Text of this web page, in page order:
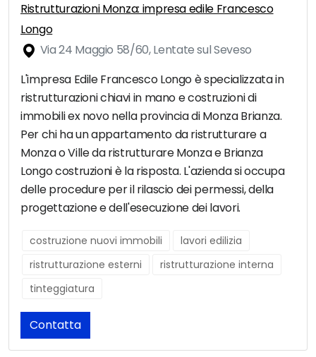
Ristrutturazioni Monza: impresa edile Francesco
Longo
Via 24 Maggio 58/60, Lentate sul Seveso
L'impresa Edile Francesco Longo è specializzata in
ristrutturazioni chiavi in mano e costruzioni di
immobili ex novo nella provincia di Monza Brianza.
Per chi ha un appartamento da ristrutturare a
Monza o Ville da ristrutturare Monza e Brianza
Longo costruzioni è la risposta. L'azienda si occupa
delle procedure per il rilascio dei permessi, della
progettazione e dell'esecuzione dei lavori.
costruzione nuovi immobili
lavori edilizia
ristrutturazione esterni
ristrutturazione interna
tinteggiatura
Contatta